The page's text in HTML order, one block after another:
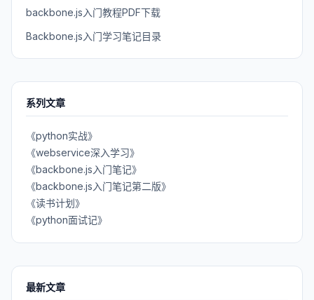
backbone.js入门教程PDF下载
Backbone.js入门学习笔记目录
系列文章
《python实战》
《webservice深入学习》
《backbone.js入门笔记》
《backbone.js入门笔记第二版》
《读书计划》
《python面试记》
最新文章